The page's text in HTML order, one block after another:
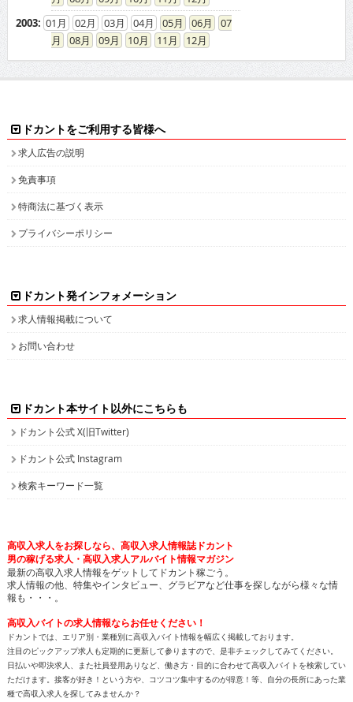
2003: 01 02 03 04 05 06
07
08
09 10 11 12
ドカントをご利用する皆様へ
求人広告の説明
免責事項
特商法に基づく表示
プライバシーポリシー
ドカント発インフォメーション
求人情報掲載について
お問い合わせ
ドカント本サイト以外にこちらも
ドカント公式 X(旧Twitter)
ドカント公式 Instagram
検索キーワード一覧
高収入求人をお探しなら、高収入求人情報誌ドカント
男の稼げる求人・高収入求人アルバイト情報マガジン
最新の高収入求人情報をゲットしてドカント稼ごう。
求人情報の他、特集やインタビュー、グラビアなど仕事を探しながら様々な情
報も・・・。
高収入バイトの求人情報ならお任せください！
ドカントでは、エリア別・業種別に高収入バイト情報を幅広く掲載しております。
注目のピックアップ求人も定期的に更新して参りますので、是非チェックしてみてください。
日払いや即決求人、また社員登用ありなど、働き方・目的に合わせて高収入バイトを検索してい
ただけます。接客が好き！という方や、コツコツ集中するのが得意！等、自分の長所にあった業
種で高収入求人を探してみませんか？